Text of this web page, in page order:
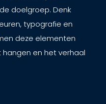
doelgroep. Denk
typografie en
deze elementen
en het verhaal